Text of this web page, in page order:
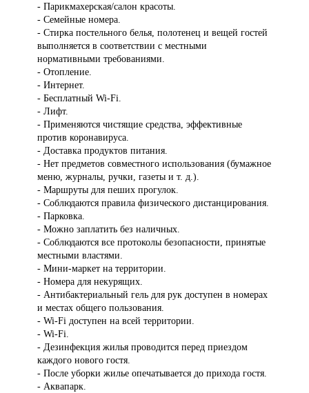
- Парикмахерская/салон красоты.
- Семейные номера.
- Стирка постельного белья, полотенец и вещей гостей
выполняется в соответствии с местными
нормативными требованиями.
- Отопление.
- Интернет.
- Бесплатный Wi-Fi.
- Лифт.
- Применяются чистящие средства, эффективные
против коронавируса.
- Доставка продуктов питания.
- Нет предметов совместного использования (бумажное
меню, журналы, ручки, газеты и т. д.).
- Маршруты для пеших прогулок.
- Соблюдаются правила физического дистанцирования.
- Парковка.
- Можно заплатить без наличных.
- Соблюдаются все протоколы безопасности, принятые
местными властями.
- Мини-маркет на территории.
- Номера для некурящих.
- Антибактериальный гель для рук доступен в номерах
и местах общего пользования.
- Wi-Fi доступен на всей территории.
- Wi-Fi.
- Дезинфекция жилья проводится перед приездом
каждого нового гостя.
- После уборки жилье опечатывается до прихода гостя.
- Аквапарк.